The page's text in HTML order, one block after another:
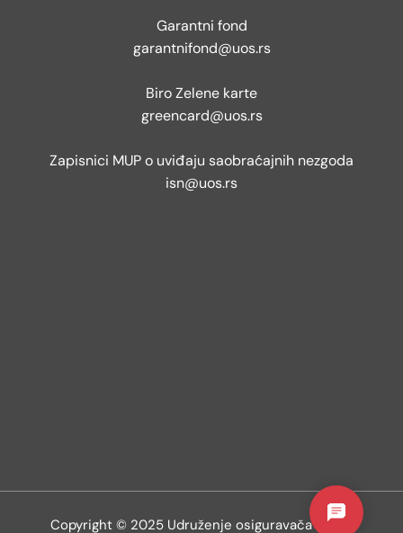
Garantni fond
garantnifond@uos.rs
Biro Zelene karte
greencard@uos.rs
Zapisnici MUP o uviđaju saobraćajnih nezgoda
isn@uos.rs
Copyright © 2025 Udruženje osiguravača Srbije